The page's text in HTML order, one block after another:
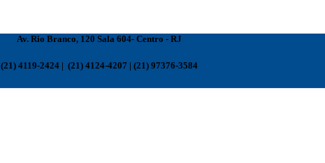
Av. Rio Branco, 120 Sala 604- Centro - RJ
(21) 4119-2424 | (21) 4124-4207 | (21) 97376-3584